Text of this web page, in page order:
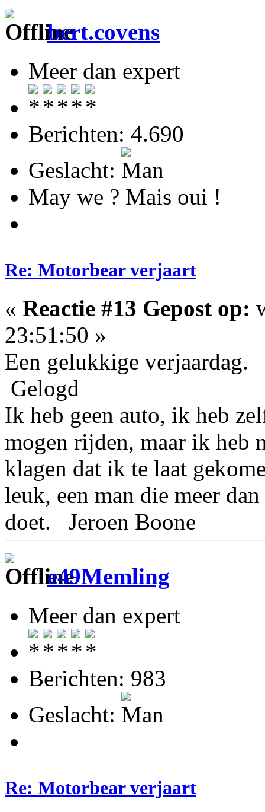
bert.covens
Meer dan expert
Berichten: 4.690
Geslacht:
May we ? Mais oui !
Re: Motorbear verjaart
« Reactie #13 Gepost op:
23:51:50 »
Een gelukkige verjaardag.
Gelogd
Ik heb geen auto, ik heb
mogen rijden, maar ik heb
klagen dat ik te laat
leuk, een man die meer
doet. Jeroen Boone
e49Memling
Meer dan expert
Berichten: 983
Geslacht:
Re: Motorbear verjaart